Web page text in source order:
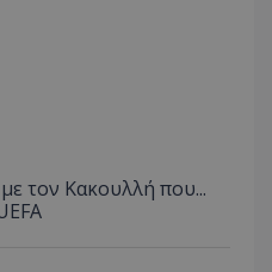
τον Κακουλλή που...